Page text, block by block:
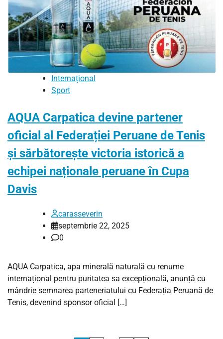
Internațional
Sport
AQUA Carpatica devine partener
oficial al Federației Peruane de Tenis
și sărbătorește victoria istorică a
echipei naționale peruane în Cupa
Davis
carasseverin
septembrie 22, 2025
0
AQUA Carpatica, apa minerală naturală cu renume
internațional pentru puritatea sa excepțională, anunță cu
mândrie semnarea parteneriatului cu Federația Peruană de
Tenis, devenind sponsor oficial […]